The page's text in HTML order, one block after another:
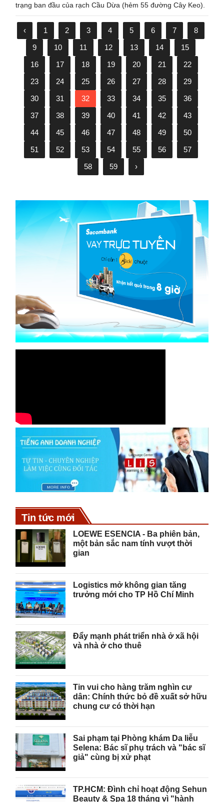
trạng ban đầu của rạch Cầu Dừa (hẻm 55 đường Cây Keo).
‹ 1 2 3 4 5 6 7
8
9
10 11 12 13 14
15
16
17 18 19 20 21
22
23
24 25 26 27 28
29
30
31 32 33 34 35
36
37
38 39 40 41 42
43
44
45 46 47 48 49
50
51
52 53 54 55 56
57
58
59 ›
Tin tức mới
LOEWE ESENCIA - Ba phiên bản,
một bản sắc nam tính vượt thời
gian
Logistics mở không gian tăng
trưởng mới cho TP Hồ Chí Minh
Đẩy mạnh phát triển nhà ở xã hội
và nhà ở cho thuê
Tin vui cho hàng trăm nghìn cư
dân: Chính thức bỏ đề xuất sở hữu
chung cư có thời hạn
Sai phạm tại Phòng khám Da liễu
Selena: Bác sĩ phụ trách và "bác sĩ
giả" cùng bị xử phạt
TP.HCM: Đình chỉ hoạt động Sehun
Beauty & Spa 18 tháng vì "hành